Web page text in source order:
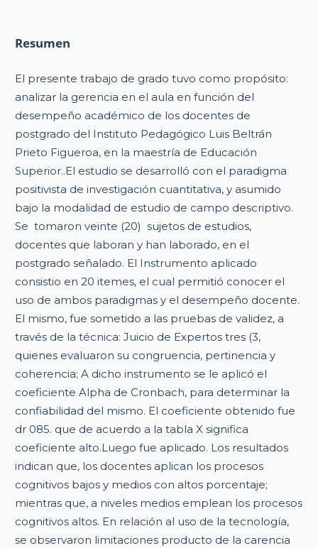
Resumen
El presente trabajo de grado tuvo como propósito:
analizar la gerencia en el aula en función del
desempeño académico de los docentes de
postgrado del Instituto Pedagógico Luis Beltrán
Prieto Figueroa, en la maestría de Educación
Superior..El estudio se desarrolló con el paradigma
positivista de investigación cuantitativa, y asumido
bajo la modalidad de estudio de campo descriptivo.
Se tomaron veinte (20) sujetos de estudios,
docentes que laboran y han laborado, en el
postgrado señalado. El Instrumento aplicado
consistio en 20 itemes, el cual permitió conocer el
uso de ambos paradigmas y el desempeño docente.
El mismo, fue sometido a las pruebas de validez, a
través de la técnica: Juicio de Expertos tres (3,
quienes evaluaron su congruencia, pertinencia y
coherencia; A dicho instrumento se le aplicó el
coeficiente Alpha de Cronbach, para determinar la
confiabilidad del mismo. El coeficiente obtenido fue
dr 085. que de acuerdo a la tabla X significa
coeficiente alto.Luego fue aplicado. Los resultados
indican que, los docentes aplican los procesos
cognitivos bajos y medios con altos porcentaje;
mientras que, a niveles medios emplean los procesos
cognitivos altos. En relación al uso de la tecnología,
se observaron limitaciones producto de la carencia